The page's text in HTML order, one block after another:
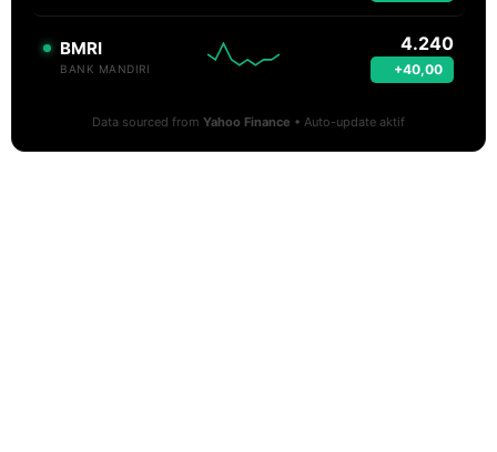
BMRI
BANK MANDIRI
4.240
+40,00
Data sourced from Yahoo Finance • Auto-update aktif